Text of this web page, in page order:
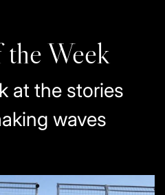
Week
at the stories
waves